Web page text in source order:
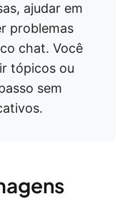
ajudar em
problemas
chat. Você
tópicos ou
sem